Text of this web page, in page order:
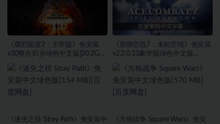
《腐烂国度2：主宰版》免安装
v30整合归乡绿色中文版[20.2GB]
《皇牌空战7：未知空域》免安装
v2.2.0.13豪华版绿色中文版
《迷失之径 Stray Path》免安装中
《方格战争 ⁤Square Wars》免安